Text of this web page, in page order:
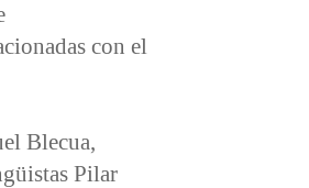
con el
Blecua,
Pilar